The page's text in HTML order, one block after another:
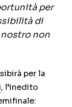
per
di
non
per la
, l’inedito